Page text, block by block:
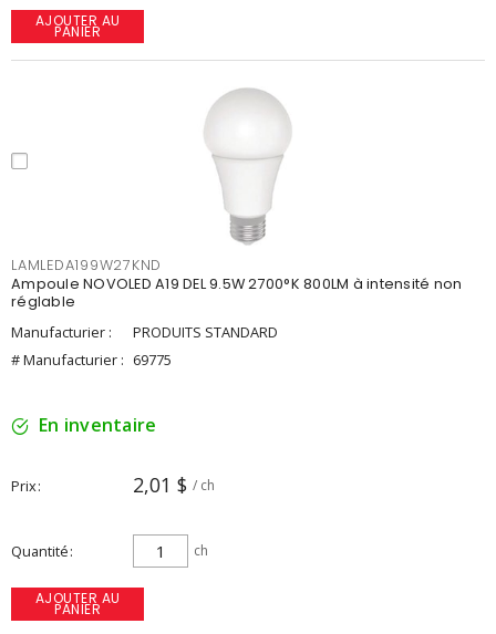
AJOUTER AU
PANIER
LAMLEDA199W27KND
Ampoule NOVOLED A19 DEL 9.5W 2700°K 800LM à intensité non
réglable
Manufacturier :
PRODUITS STANDARD
# Manufacturier : 69775
En inventaire
Prix 2,01 $ / ch
Quantité ch
AJOUTER AU
PANIER